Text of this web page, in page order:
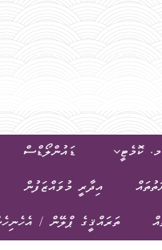
ކޮމެޓީ ޑައުންލޯޑްސް
އިދާރީ މުވައްޒަފުން
ތަރައްޤީގެ ޕްލޭން /